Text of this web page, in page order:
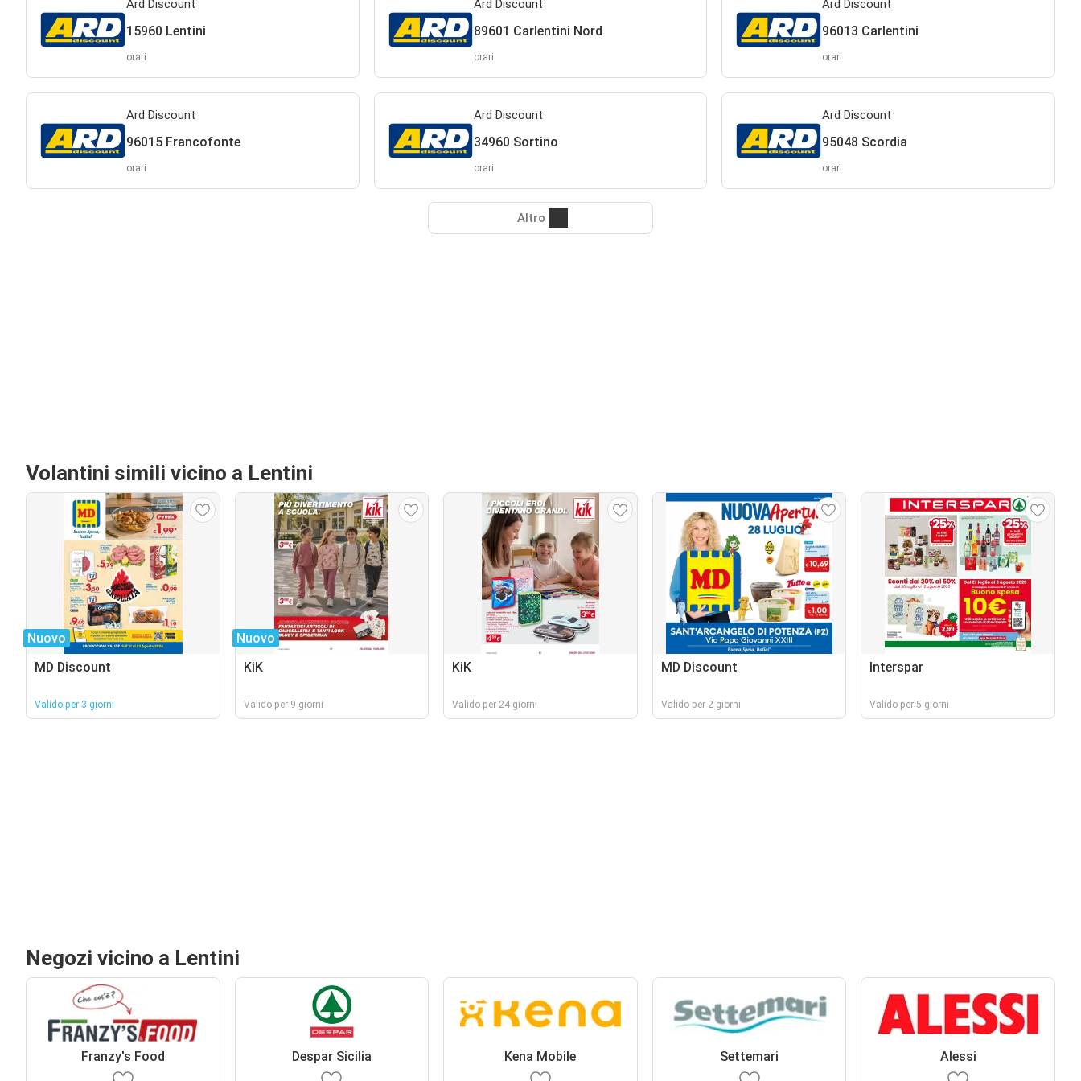
Ard Discount
15960 Lentini
orari
Ard Discount
89601 Carlentini Nord
orari
Ard Discount
96013 Carlentini
orari
Ard Discount
96015 Francofonte
orari
Ard Discount
34960 Sortino
orari
Ard Discount
95048 Scordia
orari
Altro
Volantini simili vicino a Lentini
Nuovo
MD Discount
Valido per 3 giorni
Nuovo
KiK
Valido per 9 giorni
KiK
Valido per 24 giorni
MD Discount
Valido per 2 giorni
Interspar
Valido per 5 giorni
Negozi vicino a Lentini
Franzy's Food Despar Sicilia Kena Mobile Settemari Alessi